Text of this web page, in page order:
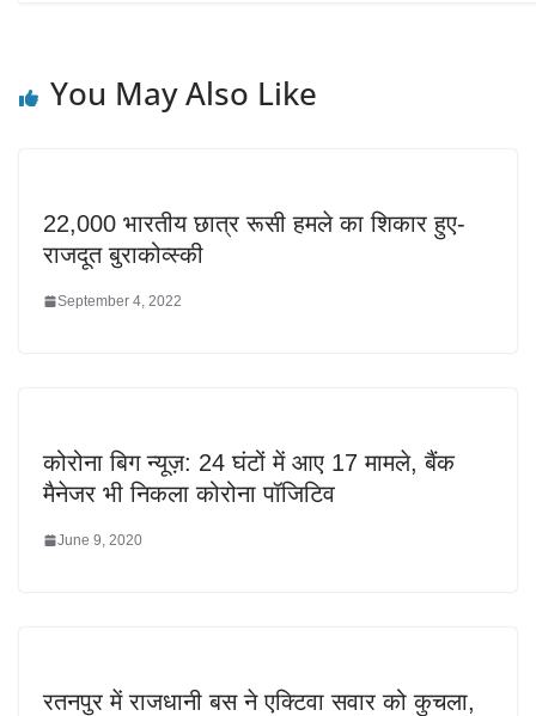
You May Also Like
22,000 भारतीय छात्र रूसी हमले का शिकार हुए-
राजदूत बुराकोव्स्की
September 4, 2022
कोरोना बिग न्यूज़: 24 घंटों में आए 17 मामले, बैंक
मैनेजर भी निकला कोरोना पॉजिटिव
June 9, 2020
रतनपुर में राजधानी बस ने एक्टिवा सवार को कुचला,